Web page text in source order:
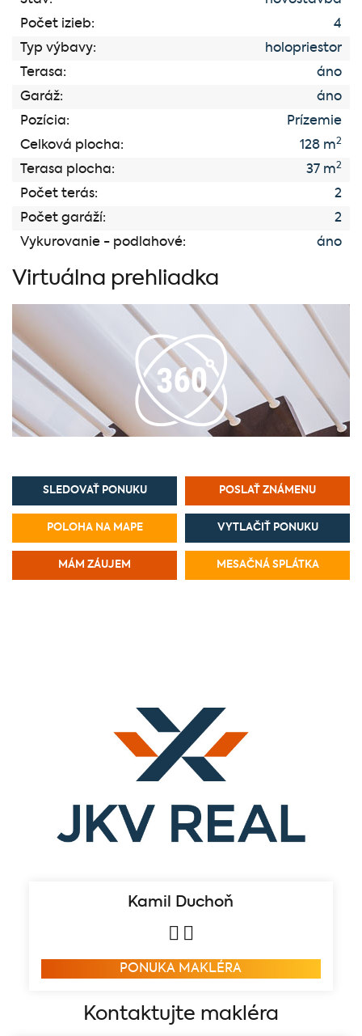
Počet izieb:
4
Typ výbavy:
holopriestor
Terasa:
áno
Garáž:
áno
Pozícia:
Prízemie
Celková plocha:
128 m2
Terasa plocha: 37 m2
Počet terás:
2
Počet garáží:
2
Vykurovanie - podlahové:
áno
Virtuálna prehliadka
SLEDOVAŤ PONUKU POSLAŤ ZNÁMENU
POLOHA NA MAPE VYTLAČIŤ PONUKU
MÁM ZÁUJEM MESAČNÁ SPLÁTKA
Kamil Duchoň
PONUKA MAKLÉRA
Kontaktujte makléra